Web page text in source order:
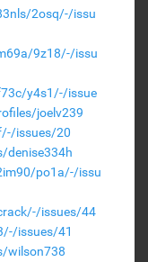
2osq/-/issu
9z18/-/issu
y4s1/-/issue
joelv239
issues/20
denise334h
po1a/-/issu
issues/44
issues/41
wilson738